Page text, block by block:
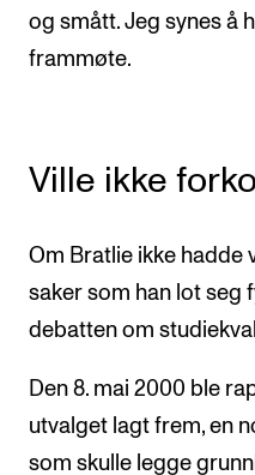
og smått. Jeg synes å
frammøte.
Ville ikke
Om Bratlie ikke hadde
saker som han lot seg
debatten om
Den 8. mai 2000 ble
utvalget lagt frem, en
som skulle legge